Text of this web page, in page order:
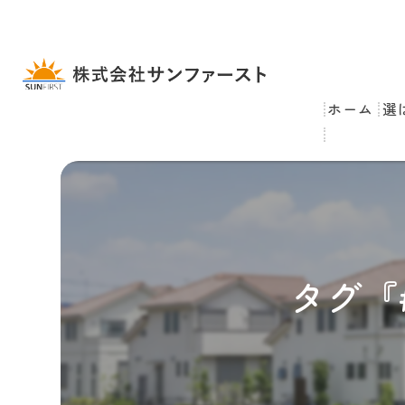
ホーム 選
タグ